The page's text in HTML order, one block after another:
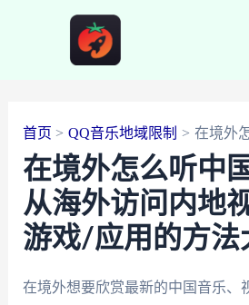
首页 QQ音乐地域限制 在境外
在境外怎么听中
从海外访问内地
游戏/应用的方法
在境外想要欣赏最新的中国音乐、